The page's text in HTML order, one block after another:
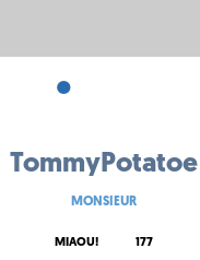
•
TommyPotatoe
MONSIEUR
MIAOU! 177